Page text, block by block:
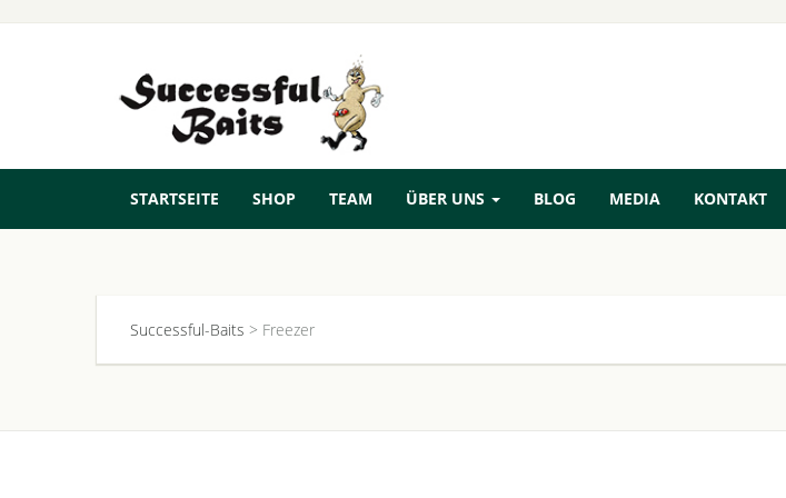
STARTSEITE SHOP TEAM ÜBER UNS BLOG MEDIA KONTAKT
Successful-Baits > Freezer